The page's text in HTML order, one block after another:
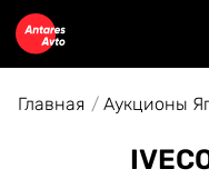
Главная Аукционы